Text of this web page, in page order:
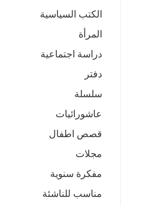
الكتب السياسية
المرأة
دراسة اجتماعية
دفتر
سلسلة
عاشورائيات
قصص اطفال
مجلات
مفكرة سنوية
مناسب للناشئة